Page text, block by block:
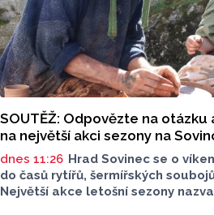
SOUTĚŽ: Odpovězte na otázku
na největší akci sezony na
dnes 11:26 Hrad Sovinec se o
do časů rytířů, šermířských
Největší akce letošní sezony